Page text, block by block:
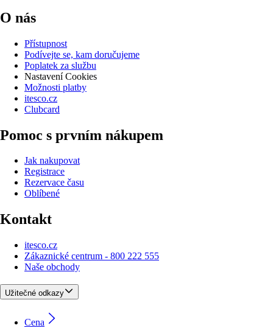
O nás
Přístupnost
Podívejte se, kam doručujeme
Poplatek za službu
Nastavení Cookies
Možnosti platby
itesco.cz
Clubcard
Pomoc s prvním nákupem
Jak nakupovat
Registrace
Rezervace času
Oblíbené
Kontakt
itesco.cz
Zákaznické centrum - 800 222 555
Naše obchody
Užitečné odkazy
Cena